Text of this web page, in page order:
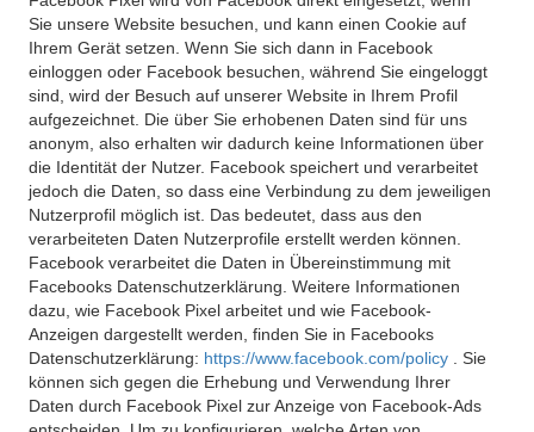
Sie unsere Website besuchen, und kann einen Cookie auf
Ihrem Gerät setzen. Wenn Sie sich dann in Facebook
einloggen oder Facebook besuchen, während Sie eingeloggt
sind, wird der Besuch auf unserer Website in Ihrem Profil
aufgezeichnet. Die über Sie erhobenen Daten sind für uns
anonym, also erhalten wir dadurch keine Informationen über
die Identität der Nutzer. Facebook speichert und verarbeitet
jedoch die Daten, so dass eine Verbindung zu dem jeweiligen
Nutzerprofil möglich ist. Das bedeutet, dass aus den
verarbeiteten Daten Nutzerprofile erstellt werden können.
Facebook verarbeitet die Daten in Übereinstimmung mit
Facebooks Datenschutzerklärung. Weitere Informationen
dazu, wie Facebook Pixel arbeitet und wie Facebook-
Anzeigen dargestellt werden, finden Sie in Facebooks
Datenschutzerklärung: https://www.facebook.com/policy
. Sie
können sich gegen die Erhebung und Verwendung Ihrer
Daten durch Facebook Pixel zur Anzeige von Facebook-Ads